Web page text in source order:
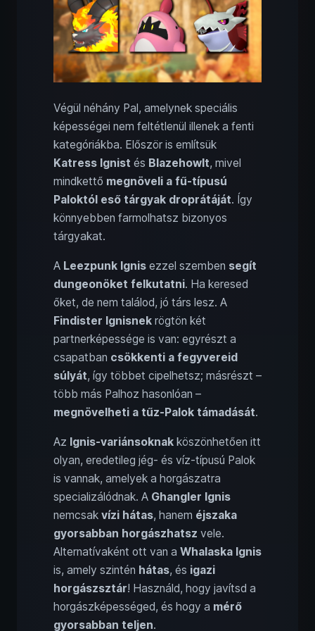
Végül néhány Pal, amelynek speciális
képességei nem feltétlenül illenek a fenti
kategóriákba. Először is említsük
Katress Ignist és Blazehowlt, mivel
mindkettő megnöveli a fű-típusú
Paloktól eső tárgyak droprátáját. Így
könnyebben farmolhatsz bizonyos
tárgyakat.
A Leezpunk Ignis ezzel szemben segít
dungeonöket felkutatni. Ha keresed
őket, de nem találod, jó társ lesz. A
Findister Ignisnek rögtön két
partnerképessége is van: egyrészt a
csapatban csökkenti a fegyvereid
súlyát, így többet cipelhetsz; másrészt –
több más Palhoz hasonlóan –
megnövelheti a tűz-Palok támadását.
Az Ignis-variánsoknak köszönhetően itt
olyan, eredetileg jég- és víz-típusú Palok
is vannak, amelyek a horgászatra
specializálódnak. A Ghangler Ignis
nemcsak vízi hátas, hanem éjszaka
gyorsabban horgászhatsz vele.
Alternatívaként ott van a Whalaska Ignis
is, amely szintén hátas, és igazi
horgászsztár! Használd, hogy javítsd a
horgászképességed, és hogy a mérő
gyorsabban teljen.